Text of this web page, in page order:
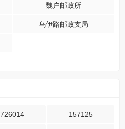
魏户邮政所
乌伊路邮政支局
726014 157125